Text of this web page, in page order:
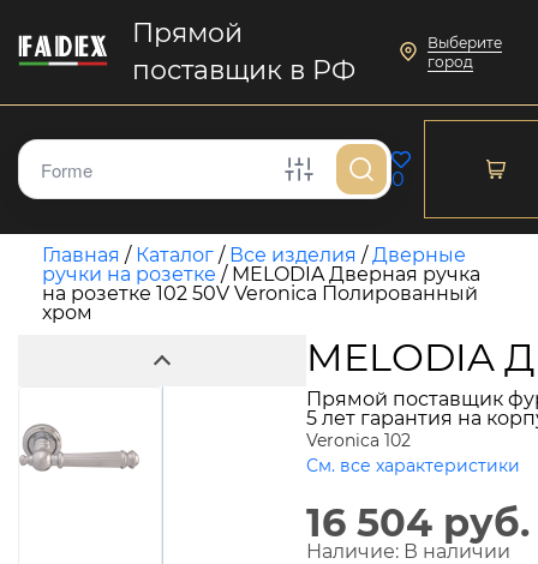
Прямой
поставщик в РФ
Выберите
город
0
Главная / Каталог / Все изделия /Дверные
ручки на розетке / MELODIA Дверная ручка
на розетке 102 50V Veronica Полированный
хром
MELODIA
Прямой поставщик
5 лет гарантия на
Veronica 102
См. все характеристики
16 504 руб.
Наличие: В наличии